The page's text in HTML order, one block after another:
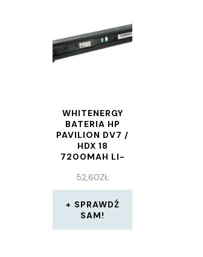
WHITENERGY
BATERIA HP
PAVILION DV7 /
HDX 18
7200MAH LI-
52,60ZŁ
SPRAWDŹ
SAM!